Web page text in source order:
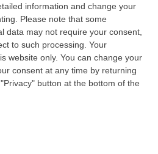
information and change your
Please note that some
data may not require your consent,
to such processing. Your
website only. You can change your
consent at any time by returning
button at the bottom of the
sul nome e la figura di
e non senza
rapporti di
politici di Fratelli
l’amministrazione fosse
circolo cittadino del